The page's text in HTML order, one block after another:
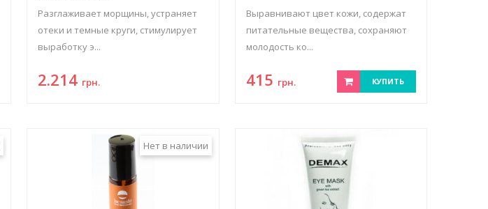
Разглаживает морщины, устраняет
отеки и темные круги, стимулирует
выработку э...
2.214 грн.
Выравнивают цвет кожи, содержат
питательные вещества, сохраняют
молодость ко...
415 грн. КУПИТЬ
Нет в наличии